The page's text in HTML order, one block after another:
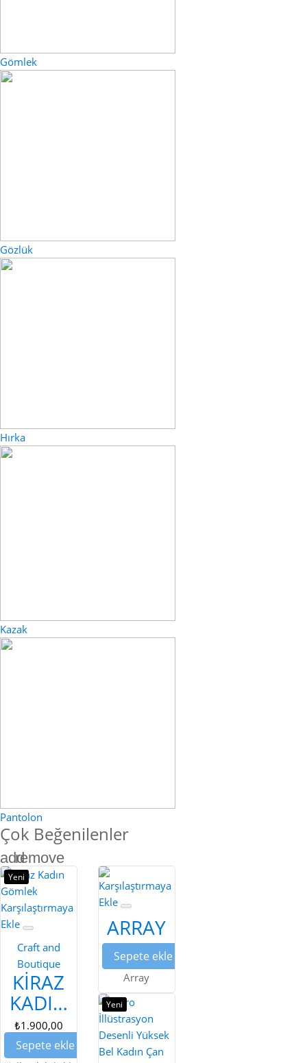
Gömlek
Gözlük
Hırka
Kazak
Pantolon
Çok Beğenilenler
addremove
Yeni
Karşılaştırmaya
Ekle
Craft and
Boutique
KIRAZ
KADIN
GÖMLEK
₺1.900,00
Sepete ekle
Karşılaştırmaya
Ekle
ARRAY
Sepete ekle
Array
Yeni